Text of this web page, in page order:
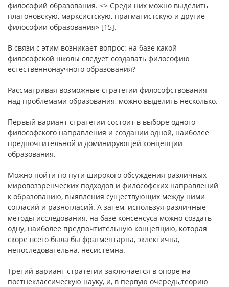
философий образования. <> Среди них можно выделить
платоновскую, марксистскую, прагматистскую и другие
философии образования» [15].
В связи с этим возникает вопрос: на базе какой
философской школы следует создавать философию
естественнонаучного образования?
Рассматривая возможные стратегии философствования
над проблемами образования, можно выделить несколько.
Первый вариант стратегии состоит в выборе одного
философского направления и создании одной, наиболее
предпочтительной и доминирующей концепции
образования.
Можно пойти по пути широкого обсуждения различных
мировоззренческих подходов и философских направлений
к образованию, выявления существующих между ними
согласий и разногласий. А затем, используя различные
методы исследования, на базе консенсуса можно создать
одну, наиболее предпочтительную концепцию, которая
скоре всего была бы фрагментарна, эклектична,
непоследовательна, несистемна.
Третий вариант стратегии заключается в опоре на
постнеклассическую науку, и, в первую очередь,теорию